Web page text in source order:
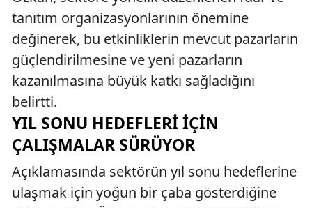
tanıtım organizasyonlarının önemine
değinerek, bu etkinliklerin mevcut pazarların
güçlendirilmesine ve yeni pazarların
kazanılmasına büyük katkı sağladığını
belirtti.
YIL SONU HEDEFLERI İÇIN
ÇALIŞMALAR SÜRÜYOR
Açıklamasında sektörün yıl sonu hedeflerine
ulaşmak için yoğun bir çaba gösterdiğine